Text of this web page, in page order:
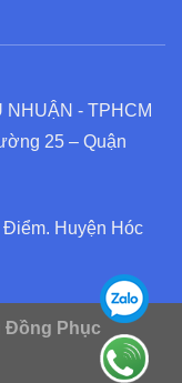
NHUẬN - TPHCM
25 – Quận
Điểm. Huyện Hóc
Đồng Phục